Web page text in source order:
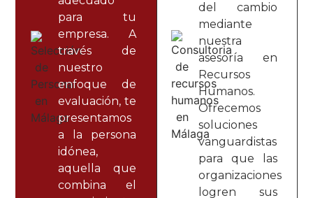
para tu
empresa. A
través de
nuestro
enfoque de
evaluación, te
presentamos
a la persona
idónea,
aquella que
combina el
del cambio
mediante
nuestra
asesoría en
Recursos
Humanos.
Ofrecemos
soluciones
vanguardistas
para que las
organizaciones
logren sus